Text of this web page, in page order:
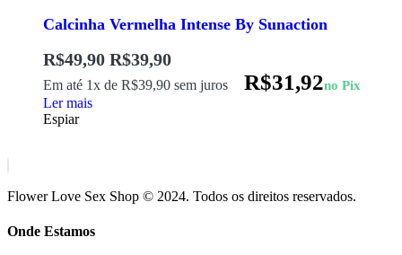
Calcinha Vermelha Intense By Sunaction
R$49,90 R$39,90
Em até 1x de R$39,90 sem juros R$31,92no Pix
Ler mais
Espiar
Flower Love Sex Shop © 2024. Todos os direitos reservados.
Onde Estamos